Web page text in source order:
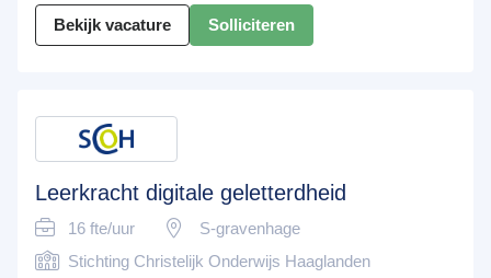
Bekijk vacature Solliciteren
Leerkracht digitale geletterdheid
16 fte/uur
S-gravenhage
Stichting Christelijk Onderwijs Haaglanden